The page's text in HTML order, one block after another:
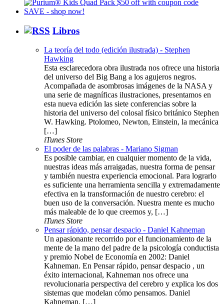
Libros
La teoría del todo (edición ilustrada) - Stephen
Hawking
Esta esclarecedora obra ilustrada nos ofrece una historia
del universo del Big Bang a los agujeros negros.
Acompañada de asombrosas imágenes de la NASA y
una serie de magníficas ilustraciones, presentamos en
esta nueva edición las siete conferencias sobre la
historia del universo del colosal físico británico Stephen
W. Hawking. Ptolomeo, Newton, Einstein, la mecánica
[…]
iTunes Store
El poder de las palabras - Mariano Sigman
Es posible cambiar, en cualquier momento de la vida,
nuestras ideas más arraigadas, nuestra forma de pensar
y también nuestra experiencia emocional. Para lograrlo
es suficiente una herramienta sencilla y extremadamente
efectiva en la transformación de nuestro cerebro: el
buen uso de la conversación. Nuestra mente es mucho
más maleable de lo que creemos y, […]
iTunes Store
Pensar rápido, pensar despacio - Daniel Kahneman
Un apasionante recorrido por el funcionamiento de la
mente de la mano del padre de la psicología conductista
y premio Nobel de Economía en 2002: Daniel
Kahneman. En Pensar rápido, pensar despacio , un
éxito internacional, Kahneman nos ofrece una
revolucionaria perspectiva del cerebro y explica los dos
sistemas que modelan cómo pensamos. Daniel
Kahneman, […]